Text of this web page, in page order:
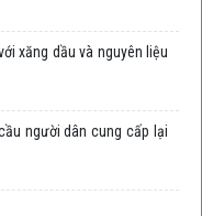
xăng dầu và nguyên liệu
người dân cung cấp lại